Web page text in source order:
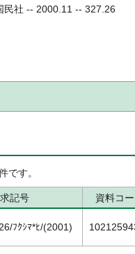
民社 -- 2000.11 -- 327.26
です。
記号 資料コ
ﾌｸｼﾏ*ﾋ/(2001)